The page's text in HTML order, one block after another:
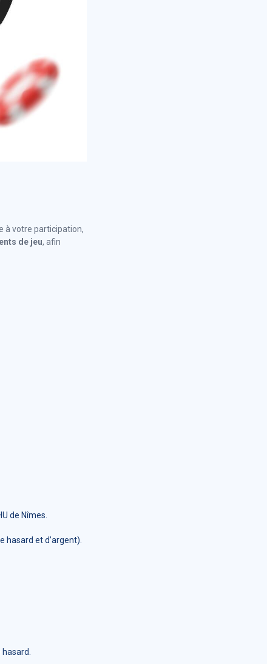
à votre participation,
de jeu, afin
de Nîmes.
et d’argent).